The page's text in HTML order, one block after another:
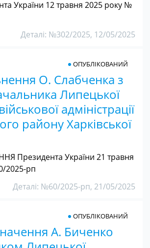
України 12 травня 2025 року №
Деталі: №302/2025, 12/05/2025
О. Слабченка з
Липецької
адміністрації
району Харківської
ОПУБЛІКОВАНИЙ
Президента України 21 травня
2025-рп
Деталі: №60/2025-рп, 21/05/2025
А. Биченко
ОПУБЛІКОВАНИЙ